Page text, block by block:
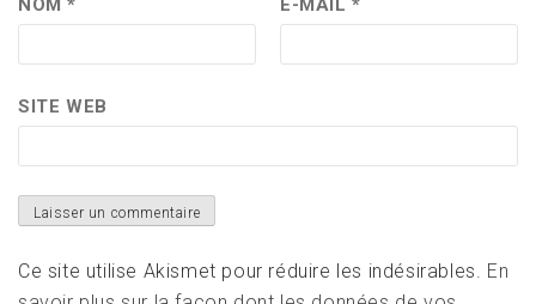
NOM* E-MAIL*
SITE WEB
Ce site utilise Akismet pour réduire les indésirables. En